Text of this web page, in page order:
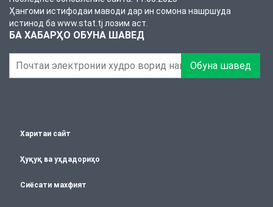
Ҳангоми истифодаи маводи дар ин сомона нашршуда
истинод ба www.stat.tj лозим аст.
БА ХАБАРҲО ОБУНА ШАВЕД
Обуна шавед
Харитаи сайт
Ҳуқуқ ва уҳдадориҳо
Сиёсати махфият